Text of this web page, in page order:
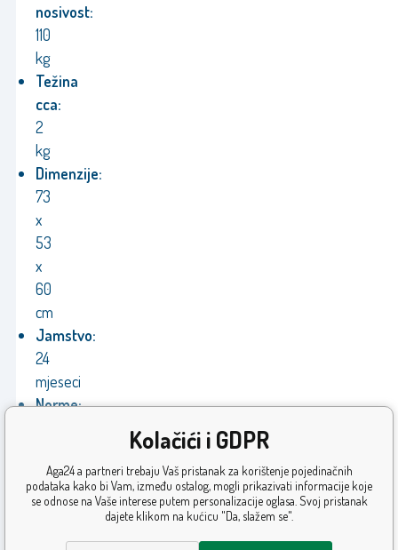
nosivost:
110
kg
Težina
cca:
2
kg
Dimenzije:
73
x
53
x
60
cm
Jamstvo:
24
mjeseci
Norme:
skladu
s
direktivama
Kolačići i GDPR
Aga24 a partneri trebaju Vaš pristanak za korištenje pojedinačnih
podataka kako bi Vam, između ostalog, mogli prikazivati informacije koje
se odnose na Vaše interese putem personalizacije oglasa. Svoj pristanak
dajete klikom na kućicu "Da, slažem se".